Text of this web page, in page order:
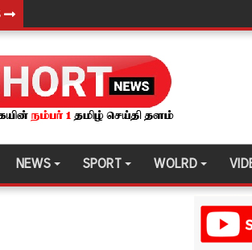
இம்ரானை கைது செய்ய மலேசிய -
உலக தரவரிசையில் ரூமேஷ் தரங்க
குற்றவாளிகளும் அற்ற முன்மாதிரி நாட்டை
16 ஆயிரத்திற்கும் அதிகமானோருக்கு
NEWS SPORT WOLRD